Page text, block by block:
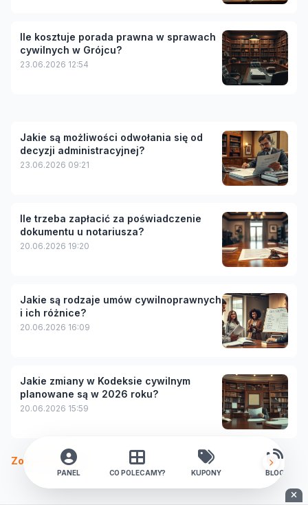
Ile kosztuje porada prawna w sprawach
cywilnych w Grójcu?
23.06.2026 12:54
Jakie są możliwości odwołania się od
decyzji administracyjnej?
23.06.2026 09:21
Ile trzeba zapłacić za poświadczenie
dokumentu u notariusza?
20.06.2026 19:20
Jakie są rodzaje umów cywilnoprawnych
i ich różnice?
20.06.2026 16:09
Jakie zmiany w Kodeksie cywilnym
planowane są w 2026 roku?
20.06.2026 15:59
Zobacz więcej
PANEL CO POLECAMY? KUPONY BLOG